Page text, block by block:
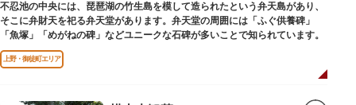
不忍池の中央には、琵琶湖の竹生島を模して造られたという弁天島があり、
そこに弁財天を祀る弁天堂があります。弁天堂の周囲には「ふぐ供養碑」
「魚塚」「めがねの碑」などユニークな石碑が多いことで知られています。
上野・御徒町エリア